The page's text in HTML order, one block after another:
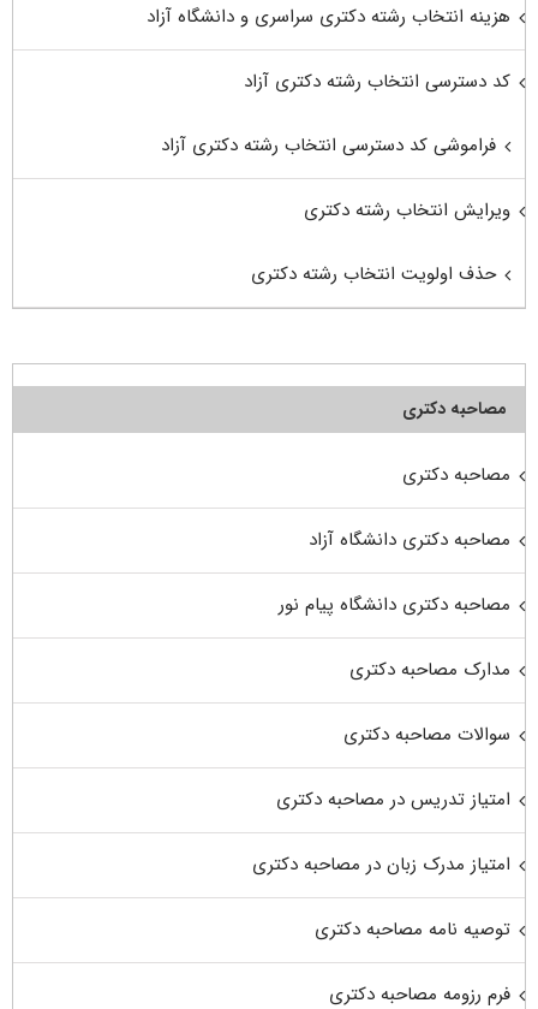
هزینه انتخاب رشته دکتری سراسری و دانشگاه آزاد
کد دسترسی انتخاب رشته دکتری آزاد
فراموشی کد دسترسی انتخاب رشته دکتری آزاد
ویرایش انتخاب رشته دکتری
حذف اولویت انتخاب رشته دکتری
مصاحبه دکتری
مصاحبه دکتری
مصاحبه دکتری دانشگاه آزاد
مصاحبه دکتری دانشگاه پیام نور
مدارک مصاحبه دکتری
سوالات مصاحبه دکتری
امتیاز تدریس در مصاحبه دکتری
امتیاز مدرک زبان در مصاحبه دکتری
توصیه نامه مصاحبه دکتری
فرم رزومه مصاحبه دکتری